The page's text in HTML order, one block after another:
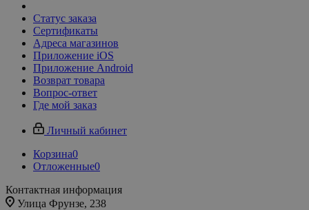
Статус заказа
Сертификаты
Адреса магазинов
Приложение iOS
Приложение Android
Возврат товара
Вопрос-ответ
Где мой заказ
Личный кабинет
Корзина0
Отложенные0
Контактная информация
Улица Фрунзе, 238​